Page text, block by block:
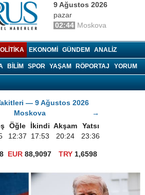
9 Ağustos 2026
pazar
02:44 Moskova
EKONOMI GÜNDEM ANALIZ
BILIM SPOR YAŞAM RÖPORTAJ YORUM
— 9 Ağustos 2026
Moskova
→
Öğle İkindi Akşam
Yatsı
12:37 17:53 20:24 23:36
EUR 88,9097 TRY1,6598